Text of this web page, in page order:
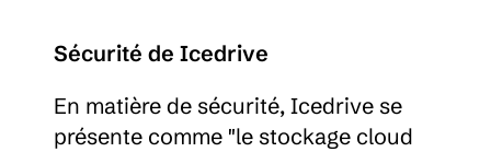
Sécurité de Icedrive
En matière de sécurité, Icedrive se
présente comme "le stockage cloud